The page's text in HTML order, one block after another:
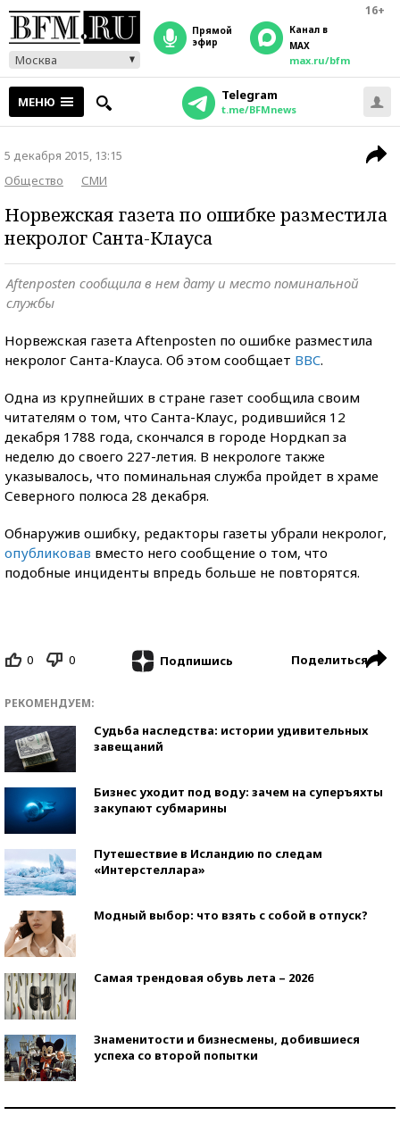
16+
Москва
прямой
эфир
Канал в
MAX
max.ru/bfm
МЕНЮ Telegram
t.me/BFMnews
5 декабря 2015, 13:15
Общество
СМИ
Норвежская газета по ошибке разместила
некролог Санта-Клауса
Aftenposten сообщила в нем дату и место поминальной
службы
Норвежская газета Aftenposten по ошибке разместила
некролог Санта-Клауса. Об этом сообщает BBC.
Одна из крупнейших в стране газет сообщила своим
читателям о том, что Санта-Клаус, родившийся 12
декабря 1788 года, скончался в городе Нордкап за
неделю до своего 227-летия. В некрологе также
указывалось, что поминальная служба пройдет в храме
Северного полюса 28 декабря.
Обнаружив ошибку, редакторы газеты убрали некролог,
опубликовав вместо него сообщение о том, что
подобные инциденты впредь больше не повторятся.
0 0 Подпишись Поделиться
РЕКОМЕНДУЕМ:
Судьба наследства: истории удивительных
завещаний
Бизнес уходит под воду: зачем на суперъяхты
закупают субмарины
Путешествие в Исландию по следам
«Интерстеллара»
Модный выбор: что взять с собой в отпуск?
Самая трендовая обувь лета – 2026
Знаменитости и бизнесмены, добившиеся
успеха со второй попытки